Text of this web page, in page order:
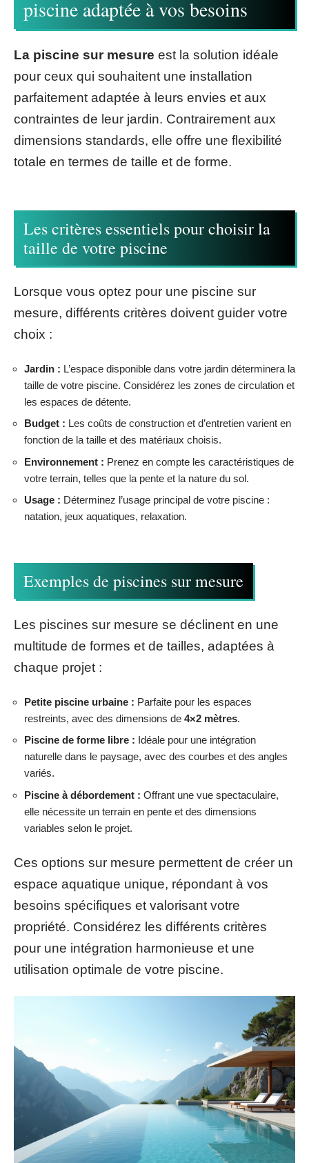
piscine adaptée à vos besoins
La piscine sur mesure est la solution idéale
pour ceux qui souhaitent une installation
parfaitement adaptée à leurs envies et aux
contraintes de leur jardin. Contrairement aux
dimensions standards, elle offre une flexibilité
totale en termes de taille et de forme.
Les critères essentiels pour choisir la
taille de votre piscine
Lorsque vous optez pour une piscine sur
mesure, différents critères doivent guider votre
choix :
Jardin : L’espace disponible dans votre jardin déterminera la
taille de votre piscine. Considérez les zones de circulation et
les espaces de détente.
Budget : Les coûts de construction et d’entretien varient en
fonction de la taille et des matériaux choisis.
Environnement : Prenez en compte les caractéristiques de
votre terrain, telles que la pente et la nature du sol.
Usage : Déterminez l’usage principal de votre piscine :
natation, jeux aquatiques, relaxation.
Exemples de piscines sur mesure
Les piscines sur mesure se déclinent en une
multitude de formes et de tailles, adaptées à
chaque projet :
Petite piscine urbaine : Parfaite pour les espaces
restreints, avec des dimensions de 4×2 mètres.
Piscine de forme libre : Idéale pour une intégration
naturelle dans le paysage, avec des courbes et des angles
variés.
Piscine à débordement : Offrant une vue spectaculaire,
elle nécessite un terrain en pente et des dimensions
variables selon le projet.
Ces options sur mesure permettent de créer un
espace aquatique unique, répondant à vos
besoins spécifiques et valorisant votre
propriété. Considérez les différents critères
pour une intégration harmonieuse et une
utilisation optimale de votre piscine.